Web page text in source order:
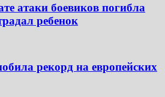
атаки боевиков погибла
ребенок
рекорд на европейских